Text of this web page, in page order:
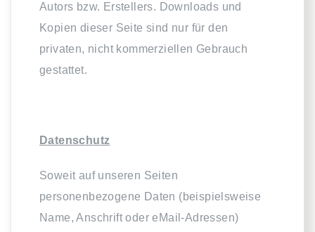
Autors bzw. Erstellers. Downloads und
Kopien dieser Seite sind nur für den
privaten, nicht kommerziellen Gebrauch
gestattet.
Datenschutz
Soweit auf unseren Seiten
personenbezogene Daten (beispielsweise
Name, Anschrift oder eMail-Adressen)